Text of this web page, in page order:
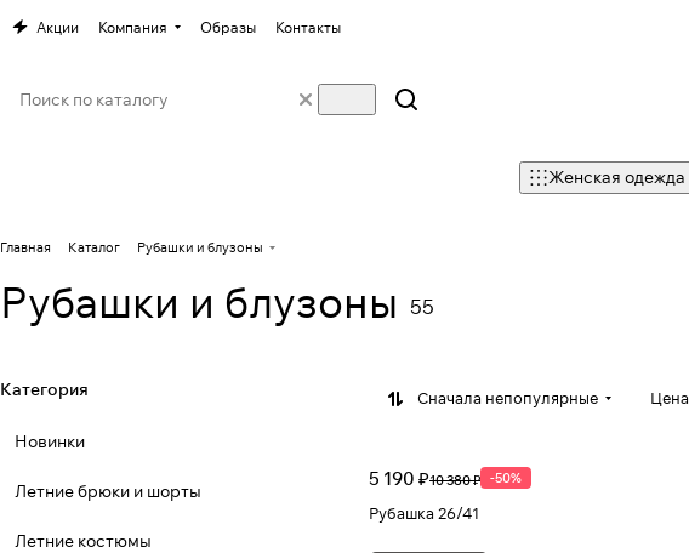
Акции Компания Образы Контакты
Женская одежда
Главная Каталог Рубашки и блузоны
Рубашки и блузоны 55
Сначала непопулярные Цена
5 190 ₽10 380 ₽ -50%
Рубашка 26/41
Категория
Новинки
Летние брюки и шорты
Летние костюмы